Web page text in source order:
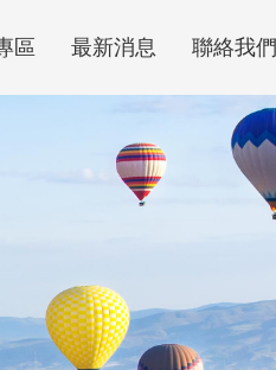
區 最新消息 聯絡我們